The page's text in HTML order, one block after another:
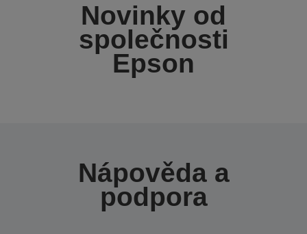
Novinky od
společnosti
Epson
Nápověda a
podpora